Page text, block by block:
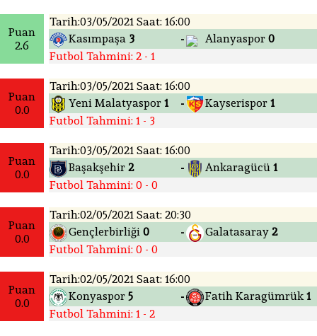
Puan
2.6
Tarih:03/05/2021 Saat: 16:00
Kasımpaşa 3 - Alanyaspor 0
Futbol Tahmini: 2 - 1
Puan
0.0
Tarih:03/05/2021 Saat: 16:00
Yeni Malatyaspor 1 - Kayserispor 1
Futbol Tahmini: 1 - 3
Puan
0.0
Tarih:03/05/2021 Saat: 16:00
Başakşehir 2 - Ankaragücü 1
Futbol Tahmini: 0 - 0
Puan
0.0
Tarih:02/05/2021 Saat: 20:30
Gençlerbirliği 0 - Galatasaray 2
Futbol Tahmini: 0 - 0
Puan
0.0
Tarih:02/05/2021 Saat: 16:00
Konyaspor 5 - Fatih Karagümrük 1
Futbol Tahmini: 1 - 2